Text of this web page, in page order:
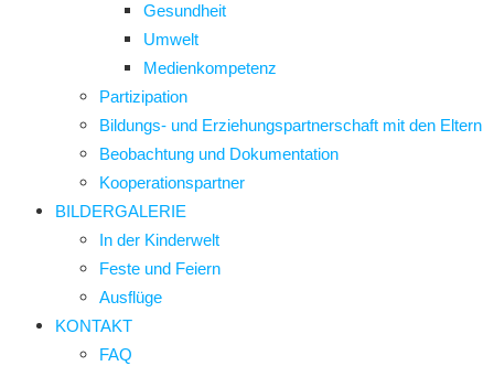
Gesundheit
Umwelt
Medienkompetenz
Partizipation
Bildungs- und Erziehungspartnerschaft mit den Eltern
Beobachtung und Dokumentation
Kooperationspartner
BILDERGALERIE
In der Kinderwelt
Feste und Feiern
Ausflüge
KONTAKT
FAQ